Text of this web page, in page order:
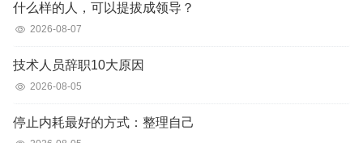
什么样的人，可以提拔成领导？
2026-08-07
技术人员辞职10大原因
2026-08-05
停止内耗最好的方式：整理自己